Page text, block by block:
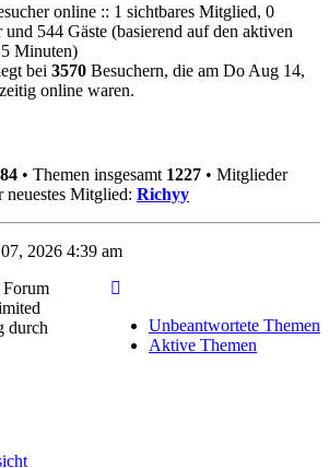
online :: 1 sichtbares Mitglied, 0
544 Gäste (basierend auf den aktiven
Minuten)
bei 3570 Besuchern, die am Do Aug 14,
online waren.
• Themen insgesamt 1227 • Mitglieder
neuestes Mitglied: Richyy
2026 4:39 am
Unbeantwortete Themen
Aktive Themen
durch